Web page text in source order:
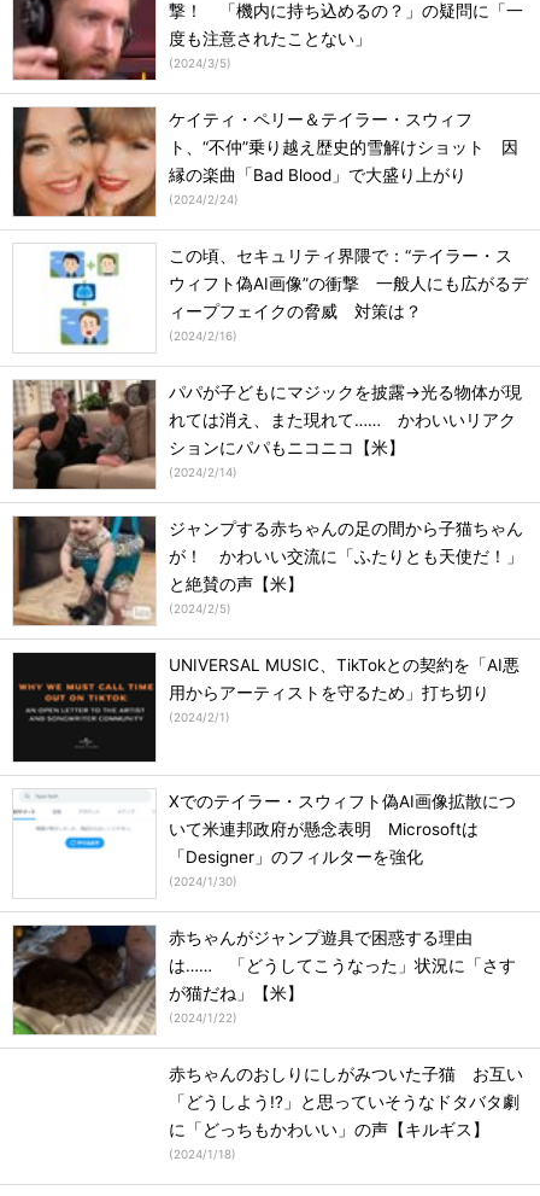
撃！ 「機内に持ち込めるの？」の疑問に「一
度も注意されたことない」
(2024/3/5)
ケイティ・ペリー＆テイラー・スウィフ
ト、“不仲”乗り越え歴史的雪解けショット 因
縁の楽曲「Bad Blood」で大盛り上がり
(2024/2/24)
この頃、セキュリティ界隈で：“テイラー・ス
ウィフト偽AI画像”の衝撃 一般人にも広がるデ
ィープフェイクの脅威 対策は？
(2024/2/16)
パパが子どもにマジックを披露→光る物体が現
れては消え、また現れて…… かわいいリアク
ションにパパもニコニコ【米】
(2024/2/14)
ジャンプする赤ちゃんの足の間から子猫ちゃん
が！ かわいい交流に「ふたりとも天使だ！」
と絶賛の声【米】
(2024/2/5)
UNIVERSAL MUSIC、TikTokとの契約を「AI悪
用からアーティストを守るため」打ち切り
(2024/2/1)
Xでのテイラー・スウィフト偽AI画像拡散につ
いて米連邦政府が懸念表明 Microsoftは
「Designer」のフィルターを強化
(2024/1/30)
赤ちゃんがジャンプ遊具で困惑する理由
は…… 「どうしてこうなった」状況に「さす
が猫だね」【米】
(2024/1/22)
赤ちゃんのおしりにしがみついた子猫 お互い
「どうしよう!?」と思っていそうなドタバタ劇
に「どっちもかわいい」の声【キルギス】
(2024/1/18)